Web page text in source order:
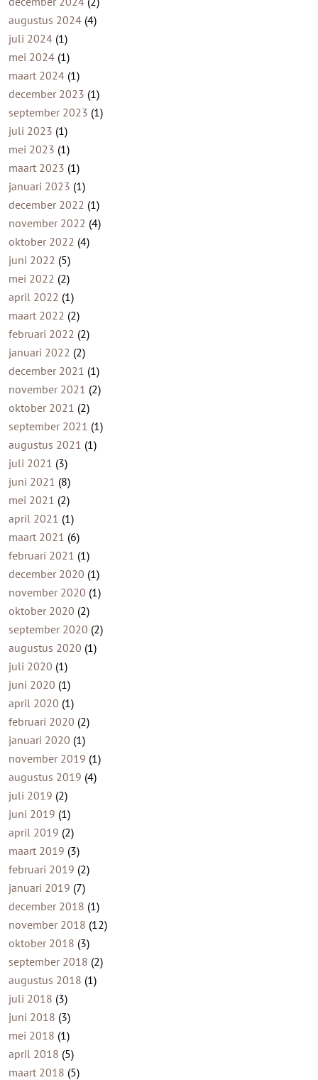
augustus 2024(4)
juli 2024(1)
mei 2024(1)
maart 2024(1)
december 2023 (1)
september 2023 (1)
juli 2023 (1)
mei 2023 (1)
maart 2023 (1)
januari 2023 (1)
december 2022 (1)
november 2022 (4)
oktober 2022 (4)
juni 2022 (5)
mei 2022 (2)
april 2022 (1)
maart 2022 (2)
februari 2022 (2)
januari 2022 (2)
december 2021 (1)
november 2021 (2)
oktober 2021 (2)
september 2021 (1)
augustus 2021 (1)
juli 2021 (3)
juni 2021 (8)
mei 2021 (2)
april 2021 (1)
maart 2021 (6)
februari 2021 (1)
december 2020 (1)
november 2020 (1)
oktober 2020 (2)
september 2020 (2)
augustus 2020 (1)
juli 2020 (1)
juni 2020 (1)
april 2020 (1)
februari 2020 (2)
januari 2020 (1)
november 2019 (1)
augustus 2019 (4)
juli 2019 (2)
juni 2019 (1)
april 2019 (2)
maart 2019 (3)
februari 2019 (2)
januari 2019 (7)
december 2018 (1)
november 2018 (12)
oktober 2018 (3)
september 2018 (2)
augustus 2018 (1)
juli 2018 (3)
juni 2018 (3)
mei 2018 (1)
april 2018 (5)
maart 2018 (5)